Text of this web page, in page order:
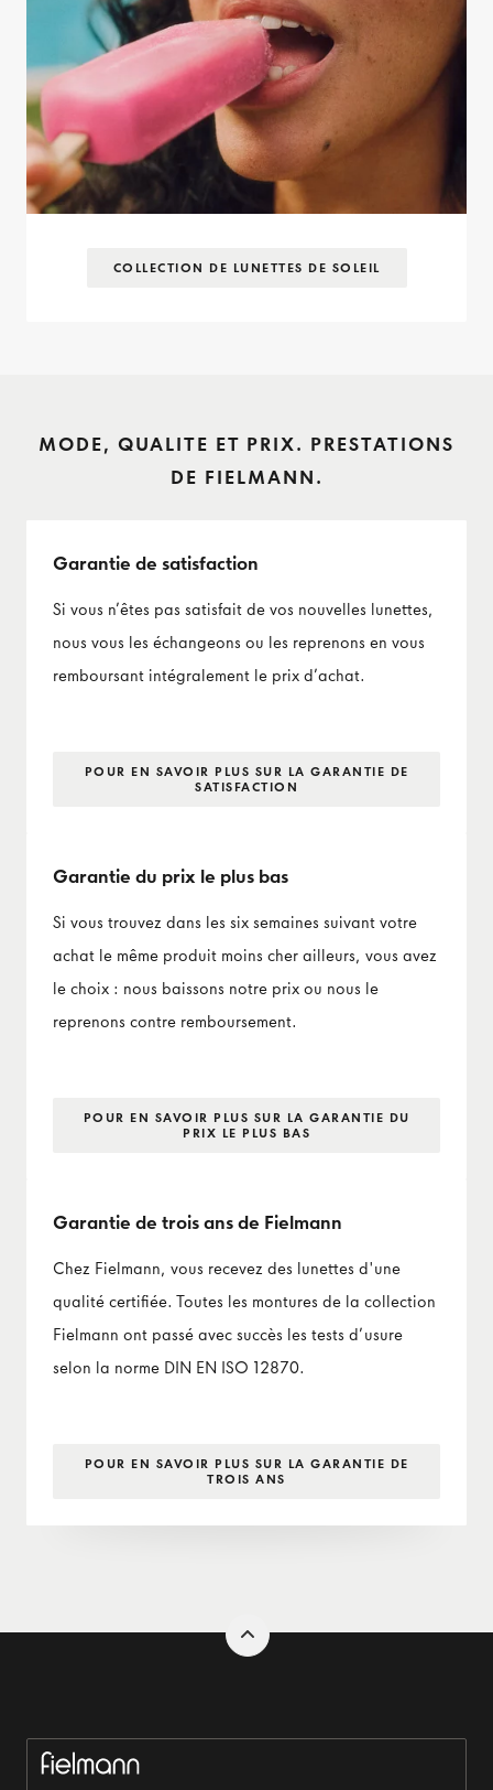
COLLECTION DE LUNETTES DE SOLEIL
MODE, QUALITE ET PRIX. PRESTATIONS
DE FIELMANN.
Garantie de satisfaction
Si vous n’êtes pas satisfait de vos nouvelles lunettes,
nous vous les échangeons ou les reprenons en vous
remboursant intégralement le prix d’achat.
POUR EN SAVOIR PLUS SUR LA GARANTIE DE
SATISFACTION
Garantie du prix le plus bas
Si vous trouvez dans les six semaines suivant votre
achat le même produit moins cher ailleurs, vous avez
le choix : nous baissons notre prix ou nous le
reprenons contre remboursement.
POUR EN SAVOIR PLUS SUR LA GARANTIE DU
PRIX LE PLUS BAS
Garantie de trois ans de Fielmann
Chez Fielmann, vous recevez des lunettes d'une
qualité certifiée. Toutes les montures de la collection
Fielmann ont passé avec succès les tests d’usure
selon la norme DIN EN ISO 12870.
POUR EN SAVOIR PLUS SUR LA GARANTIE DE
TROIS ANS